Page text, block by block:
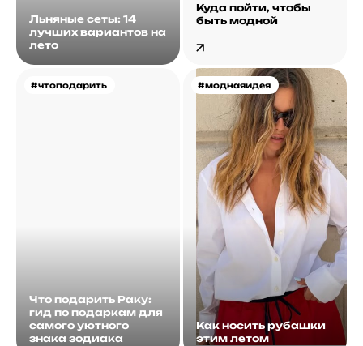
Льняные сеты: 14
лучших вариантов на
лето
Куда пойти, чтобы
быть модной
#чтоподарить
Что подарить Раку:
гид по подаркам для
самого уютного
знака зодиака
#моднаяидея
Как носить рубашки
этим летом